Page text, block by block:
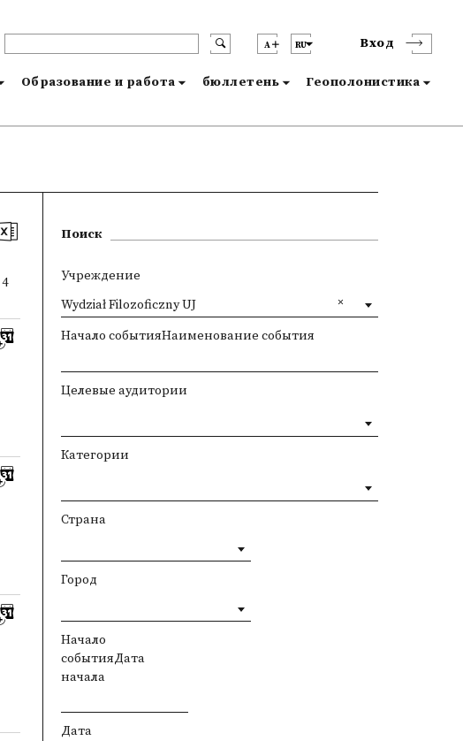
A RU Вход
Образование и работа бюллетень Геополонистика
4
Поиск
Учреждение
Wydział Filozoficzny UJ
Начало событияНаименование события
Целевые аудитории
Категории
Страна
Город
Начало
событияДата
начала
Дата